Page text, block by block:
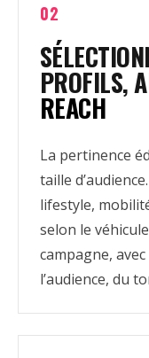
02
PROFILS,
REACH
La pertinence
taille
lifestyle,
selon le
campagne,
l’audience, du